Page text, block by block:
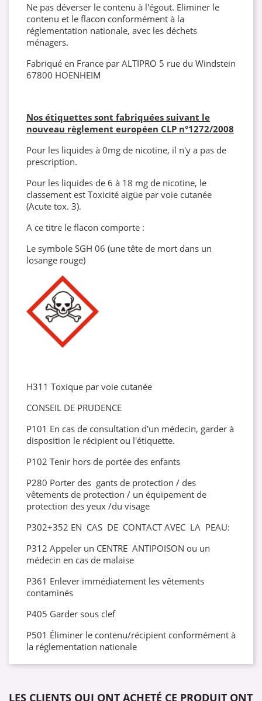
Ne pas déverser le contenu à l'égout. Eliminer le
contenu et le flacon conformément à la
réglementation nationale, avec les déchets
ménagers.
Fabriqué en France par ALTIPRO 5 rue du Windstein
67800 HOENHEIM
Nos étiquettes sont fabriquées suivant le
nouveau règlement européen CLP n°1272/2008
Pour les liquides à 0mg de nicotine, il n'y a pas de
prescription.
Pour les liquides de 6 à 18 mg de nicotine, le
classement est Toxicité aigüe par voie cutanée
(Acute tox. 3).
A ce titre le flacon comporte :
Le symbole SGH 06 (une tête de mort dans un
losange rouge)
H311 Toxique par voie cutanée
CONSEIL DE PRUDENCE
P101 En cas de consultation d'un médecin, garder à
disposition le récipient ou l'étiquette.
P102 Tenir hors de portée des enfants
P280 Porter des gants de protection / des
vêtements de protection / un équipement de
protection des yeux /du visage
P302+352 EN CAS DE CONTACT AVEC LA PEAU:
P312 Appeler un CENTRE ANTIPOISON ou un
médecin en cas de malaise
P361 Enlever immédiatement les vêtements
contaminés
P405 Garder sous clef
P501 Éliminer le contenu/récipient conformément à
la réglementation nationale
LES CLIENTS QUI ONT ACHETÉ CE PRODUIT ONT